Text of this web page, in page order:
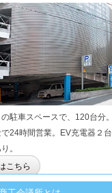
駐車スペースで、120台分。
24時間営業。EV充電器２台
。
こちら